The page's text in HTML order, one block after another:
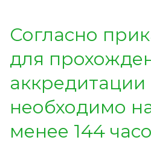
Согласно
для
аккредитации
необходимо
менее 144